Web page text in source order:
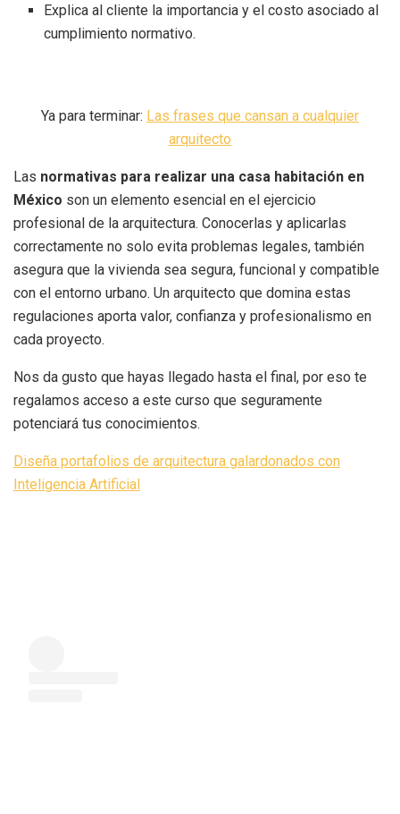
Explica al cliente la importancia y el costo asociado al
cumplimiento normativo.
Ya para terminar: Las frases que cansan a cualquier
arquitecto
Las normativas para realizar una casa habitación en
México son un elemento esencial en el ejercicio
profesional de la arquitectura. Conocerlas y aplicarlas
correctamente no solo evita problemas legales, también
asegura que la vivienda sea segura, funcional y compatible
con el entorno urbano. Un arquitecto que domina estas
regulaciones aporta valor, confianza y profesionalismo en
cada proyecto.
Nos da gusto que hayas llegado hasta el final, por eso te
regalamos acceso a este curso que seguramente
potenciará tus conocimientos.
Diseña portafolios de arquitectura galardonados con
Inteligencia Artificial